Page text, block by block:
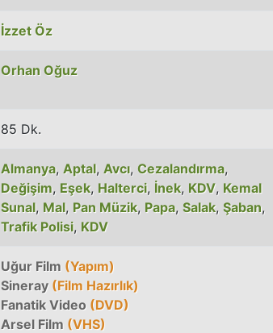
İzzet Öz
Orhan Oğuz
85 Dk.
Almanya, Aptal, Avcı, Cezalandırma,
Değişim, Eşek, Halterci, İnek, KDV, Kemal
Sunal, Mal, Pan Müzik, Papa, Salak, Şaban,
Trafik Polisi, KDV
Uğur Film (Yapım)
Sineray (Film Hazırlık)
Fanatik Video (DVD)
Arsel Film (VHS)